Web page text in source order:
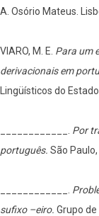
A. Osório Mateus.
VIARO, M. E. Para um
derivacionais em
Lingüísticos do
Por
português. São Paulo,
sufixo –eiro. Grupo